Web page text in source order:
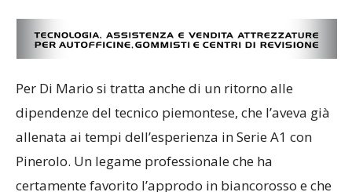
dipendenze del tecnico piemontese, che l’aveva già
allenata ai tempi dell’esperienza in Serie A1 con
Pinerolo. Un legame professionale che ha